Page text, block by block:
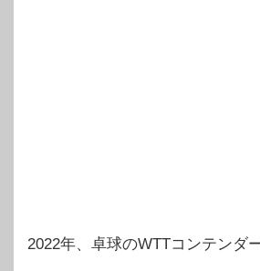
2022年、卓球のWTTコンテンダ